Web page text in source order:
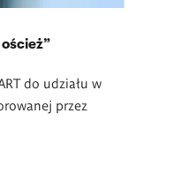
do udziału w
przez